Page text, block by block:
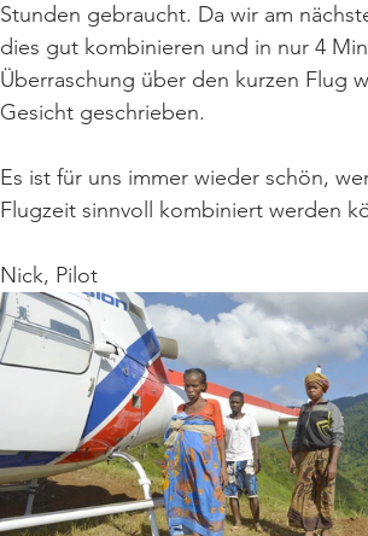
Stunden gebraucht. Da wir am
dies gut kombinieren und in nur 4
Überraschung über den kurzen Flug
Gesicht geschrieben.
Es ist für uns immer wieder schön,
Flugzeit sinnvoll kombiniert werden
Nick, Pilot